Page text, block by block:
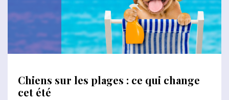
Chiens sur les plages : ce qui change
cet été